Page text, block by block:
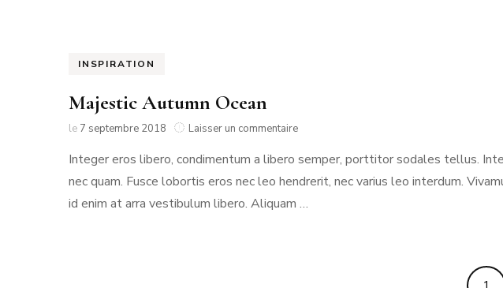
INSPIRATION
Majestic Autumn Ocean
le 7 septembre 2018 Laisser un commentairesur
Autumn
Ocean
Integer eros libero, condimentum a libero semper, porttitor sodales tellus.
nec quam. Fusce lobortis eros nec leo hendrerit, nec varius leo interdum.
id enim at arra vestibulum libero. Aliquam …